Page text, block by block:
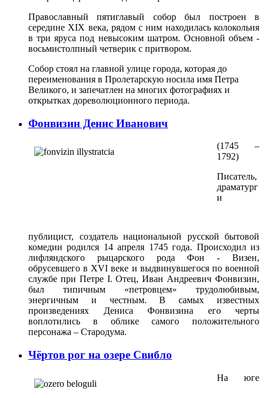
Православный пятиглавый собор был построен в
середине XIX века, рядом с ним находилась колокольня
в три яруса под невысоким шатром. Основной объем -
восьмистолпный четверик с притвором.
Собор стоял на главной улице города, которая до
переименования в Пролетарскую носила имя Петра
Великого, и запечатлен на многих фотографиях и
открытках дореволюционного периода.
Фонвизин Денис Иванович
(1745 –
1792)
Писатель,
драматург
и
публицист, создатель национальной русской бытовой
комедии родился 14 апреля 1745 года. Происходил из
лифляндского рыцарского рода Фон - Визен,
обрусевшего в XVI веке и выдвинувшегося по военной
службе при Петре I. Отец, Иван Андреевич Фонвизин,
был типичным «петровцем» трудолюбивым,
энергичным и честным. В самых известных
произведениях Дениса Фонвизина его черты
воплотились в облике самого положительного
персонажа – Стародума.
Чёртов рог на озере Свибло
На юге